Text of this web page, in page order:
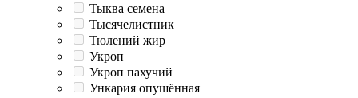
Тыква семена
Тысячелистник
Тюлений жир
Укроп
Укроп пахучий
Ункария опушённая